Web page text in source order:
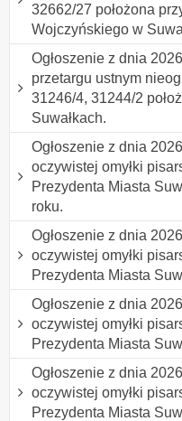
32662/27 położona
Wojczyńskiego w
Ogłoszenie z dnia
przetargu ustnym
31246/4, 31244/2
Suwałkach.
Ogłoszenie z dnia
oczywistej omyłki
Prezydenta Miasta
roku.
Ogłoszenie z dnia
oczywistej omyłki
Prezydenta Miasta
Ogłoszenie z dnia
oczywistej omyłki
Prezydenta Miasta
Ogłoszenie z dnia
oczywistej omyłki
Prezydenta Miasta